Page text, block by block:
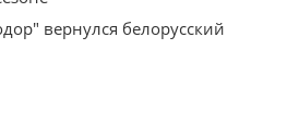
вернулся белорусский